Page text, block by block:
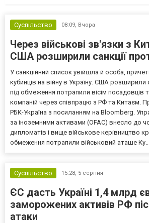
Суспільство 08:09, Вчора
Через військові зв'язки з
США розширили санкції
У санкційний список увійшла й особа,
кубинців на війну в Україну. США розширили
під обмеження потрапили вісім посадовців
компаній через співпрацю з РФ та Китаєм.
РБК-Україна з посиланням на Bloomberg.
за іноземними активами (OFAC) внесло до
дипломатів і вище військове керівництво
обмеження потрапили військовий аташе Ку...
Суспільство 15:28, 5 серпня
ЄС дасть Україні 1,4 млрд
заморожених активів РФ
атаки